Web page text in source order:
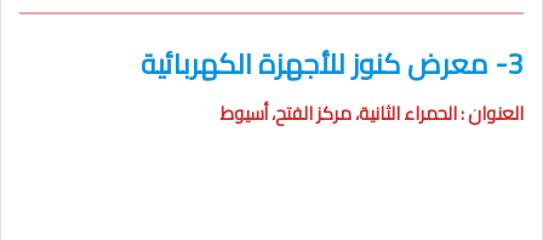
3- معرض كنوز للأجهزة الكهربائية
العنوان : الحمراء الثانية، مركز الفتح، أسيوط